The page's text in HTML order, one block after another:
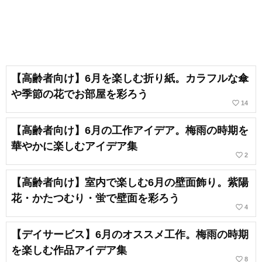
【高齢者向け】6月を楽しむ折り紙。カラフルな傘
や季節の花でお部屋を彩ろう
favorite_border 14
【高齢者向け】6月の工作アイデア。梅雨の時期を
華やかに楽しむアイデア集
favorite_border 2
【高齢者向け】室内で楽しむ6月の壁面飾り。紫陽
花・かたつむり・蛍で壁面を彩ろう
favorite_border 4
【デイサービス】6月のオススメ工作。梅雨の時期
を楽しむ作品アイデア集
favorite_border 8